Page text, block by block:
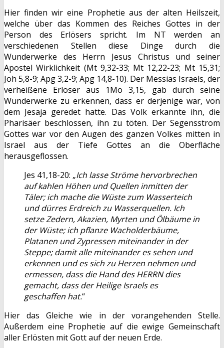
Hier finden wir eine Prophetie aus der alten Heilszeit,
welche über das Kommen des Reiches Gottes in der
Person des Erlösers spricht. Im NT werden an
verschiedenen Stellen diese Dinge durch die
Wunderwerke des Herrn Jesus Christus und seiner
Apostel Wirklichkeit (Mt 9,32-33; Mt 12,22-23; Mt 15,31;
Joh 5,8-9; Apg 3,2-9; Apg 14,8-10). Der Messias Israels, der
verheißene Erlöser aus 1Mo 3,15, gab durch seine
Wunderwerke zu erkennen, dass er derjenige war, von
dem Jesaja geredet hatte. Das Volk erkannte ihn, die
Pharisäer beschlossen, ihn zu töten. Der Segensstrom
Gottes war vor den Augen des ganzen Volkes mitten in
Israel aus der Tiefe Gottes an die Oberfläche
herausgeflossen.
Jes 41,18-20: „Ich lasse Ströme hervorbrechen
auf kahlen Höhen und Quellen inmitten der
Täler; ich mache die Wüste zum Wasserteich
und dürres Erdreich zu Wasserquellen. Ich
setze Zedern, Akazien, Myrten und Ölbäume in
der Wüste; ich pflanze Wacholderbäume,
Platanen und Zypressen miteinander in der
Steppe; damit alle miteinander es sehen und
erkennen und es sich zu Herzen nehmen und
ermessen, dass die Hand des HERRN dies
gemacht, dass der Heilige Israels es
geschaffen hat.“
Hier das Gleiche wie in der vorangehenden Stelle.
Außerdem eine Prophetie auf die ewige Gemeinschaft
aller Erlösten mit Gott auf der neuen Erde.